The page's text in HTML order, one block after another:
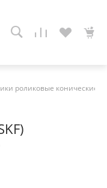
роликовые конические